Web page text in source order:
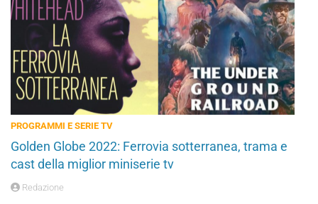
PROGRAMMI E SERIE TV
Golden Globe 2022: Ferrovia sotterranea, trama e
cast della miglior miniserie tv
Redazione